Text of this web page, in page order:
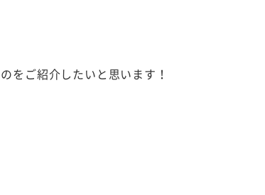
をご紹介したいと思います！